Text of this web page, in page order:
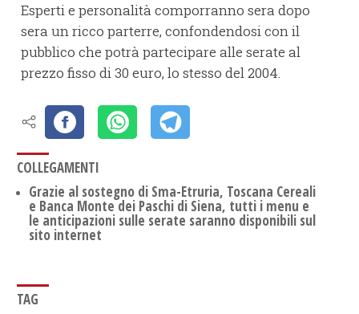
Esperti e personalità comporranno sera dopo
sera un ricco parterre, confondendosi con il
pubblico che potrà partecipare alle serate al
prezzo fisso di 30 euro, lo stesso del 2004.
COLLEGAMENTI
Grazie al sostegno di Sma-Etruria, Toscana Cereali
e Banca Monte dei Paschi di Siena, tutti i menu e
le anticipazioni sulle serate saranno disponibili sul
sito internet
TAG